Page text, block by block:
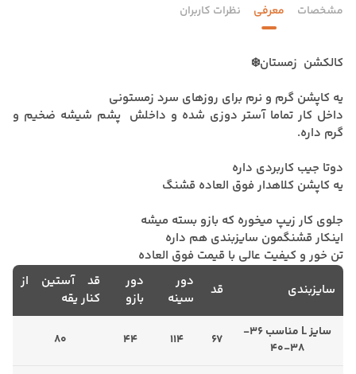
مشخصات معرفی نظرات کاربران
کالکشن زمستان❄️
یه کاپشن گرم و نرم برای روزهای سرد زمستونی
داخل کار تماما آستر دوزی شده و داخلش پشم شیشه ضخیم و
گرم داره.
دوتا جیب کاربردی داره
یه کاپشن کلاهدار فوق العاده قشنگ
جلوی کار زیپ میخوره که بازو بسته میشه
اینکار قشنگمون سایزبندی هم داره
تن خور و کیفیت عالی با قیمت فوق العاده
سایزبندی
قد
دور
سینه
دور
بازو
قد آستین از
کنار یقه
سایز L مناسب 36-
38-40
67
114
44
80